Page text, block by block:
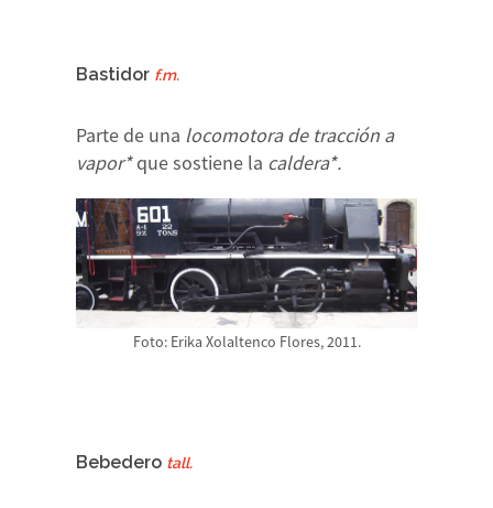
Bastidor f.m.
Parte de una locomotora de tracción a
vapor*que sostiene la caldera*.
Foto: Erika Xolaltenco Flores, 2011.
Bebedero tall.